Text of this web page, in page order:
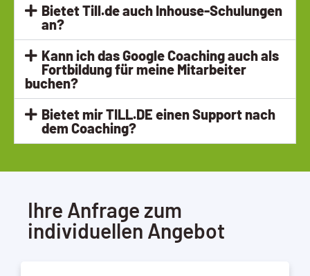
Bietet Till.de auch Inhouse-Schulungen
an?
Kann ich das Google Coaching auch als
Fortbildung für meine Mitarbeiter
buchen?
Bietet mir TILL.DE einen Support nach
dem Coaching?
Ihre Anfrage zum
individuellen Angebot